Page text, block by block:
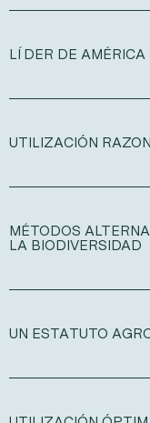
LÍDER DE AMÉRICA
UTILIZACIÓN
MÉTODOS
LA BIODIVERSIDAD
UN ESTATUTO